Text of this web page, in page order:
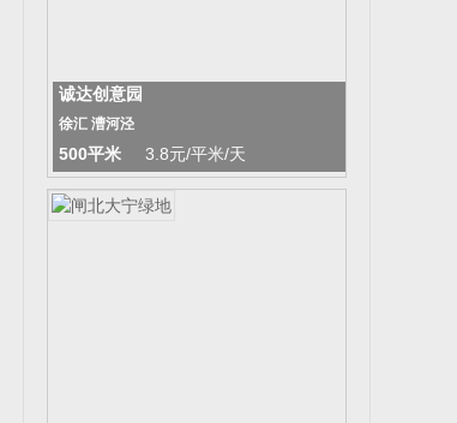
诚达创意园
徐汇 漕河泾
500平米 3.8元/平米/天